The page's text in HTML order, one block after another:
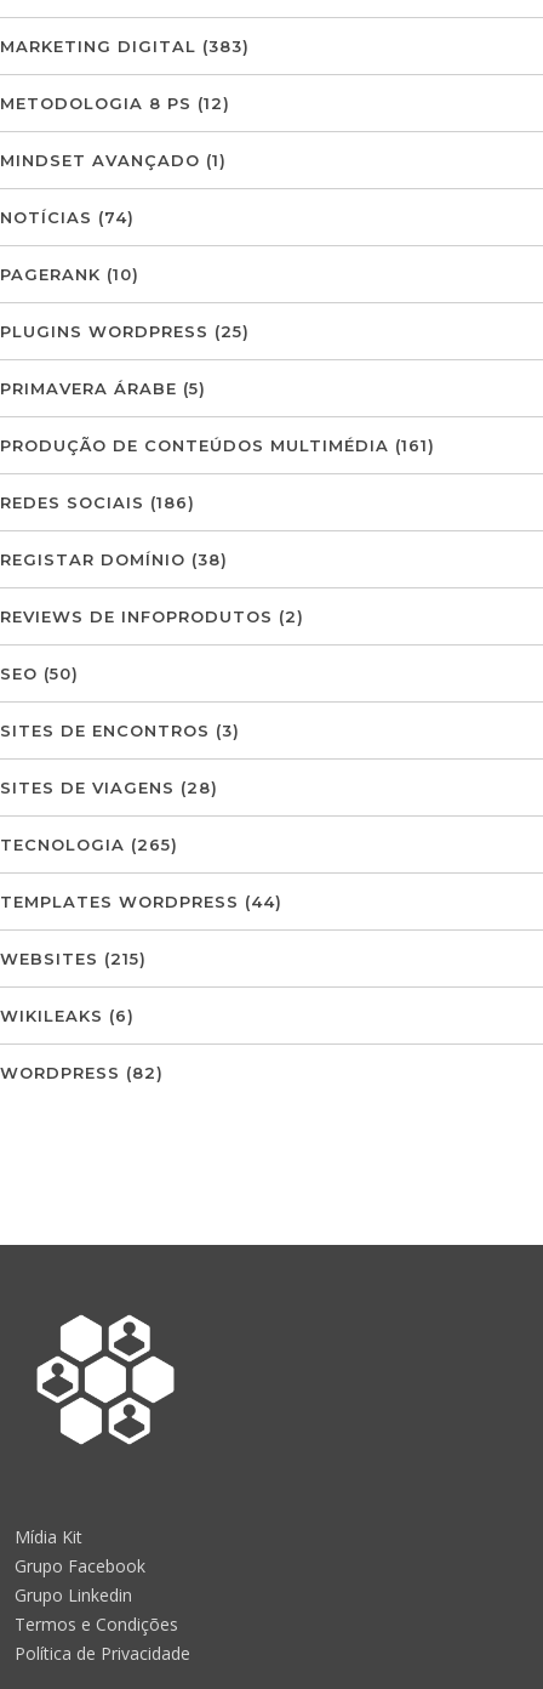
MARKETING DIGITAL (383)
METODOLOGIA 8 PS (12)
MINDSET AVANÇADO (1)
NOTÍCIAS (74)
PAGERANK (10)
PLUGINS WORDPRESS (25)
PRIMAVERA ÁRABE (5)
PRODUÇÃO DE CONTEÚDOS MULTIMÉDIA (161)
REDES SOCIAIS (186)
REGISTAR DOMÍNIO (38)
REVIEWS DE INFOPRODUTOS (2)
SEO (50)
SITES DE ENCONTROS (3)
SITES DE VIAGENS (28)
TECNOLOGIA (265)
TEMPLATES WORDPRESS (44)
WEBSITES (215)
WIKILEAKS (6)
WORDPRESS (82)
Mídia Kit
Grupo Facebook
Grupo Linkedin
Termos e Condições
Política de Privacidade